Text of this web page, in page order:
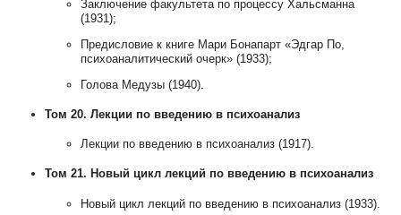
Заключение факультета по процессу Хальсманна
(1931);
Предисловие к книге Мари Бонапарт «Эдгар По,
психоаналитический очерк» (1933);
Голова Медузы (1940).
Том 20. Лекции по введению в психоанализ
Лекции по введению в психоанализ (1917).
Том 21. Новый цикл лекций по введению в психоанализ
Новый цикл лекций по введению в психоанализ (1933).